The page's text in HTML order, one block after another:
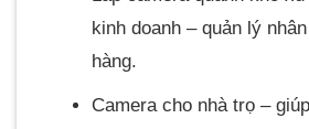
kinh doanh – quản lý
hàng.
Camera cho nhà trọ –